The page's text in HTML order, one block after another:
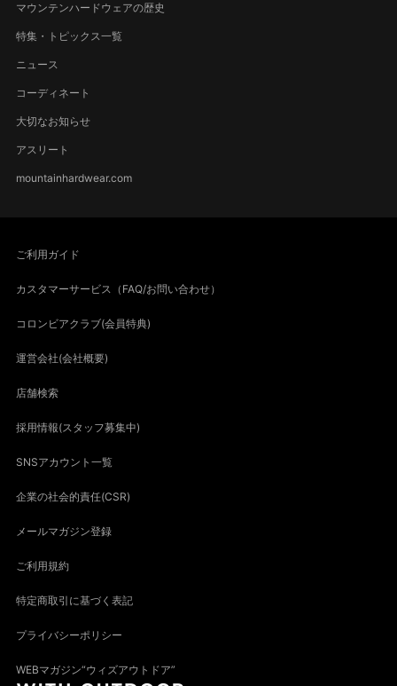
マウンテンハードウェアの歴史
特集・トピックス一覧
ニュース
コーディネート
大切なお知らせ
アスリート
mountainhardwear.com
ご利用ガイド
カスタマーサービス（FAQ/お問い合わせ）
コロンビアクラブ(会員特典)
運営会社(会社概要)
店舗検索
採用情報(スタッフ募集中)
SNSアカウント一覧
企業の社会的責任(CSR)
メールマガジン登録
ご利用規約
特定商取引に基づく表記
プライバシーポリシー
WEBマガジン“ウィズアウトドア”